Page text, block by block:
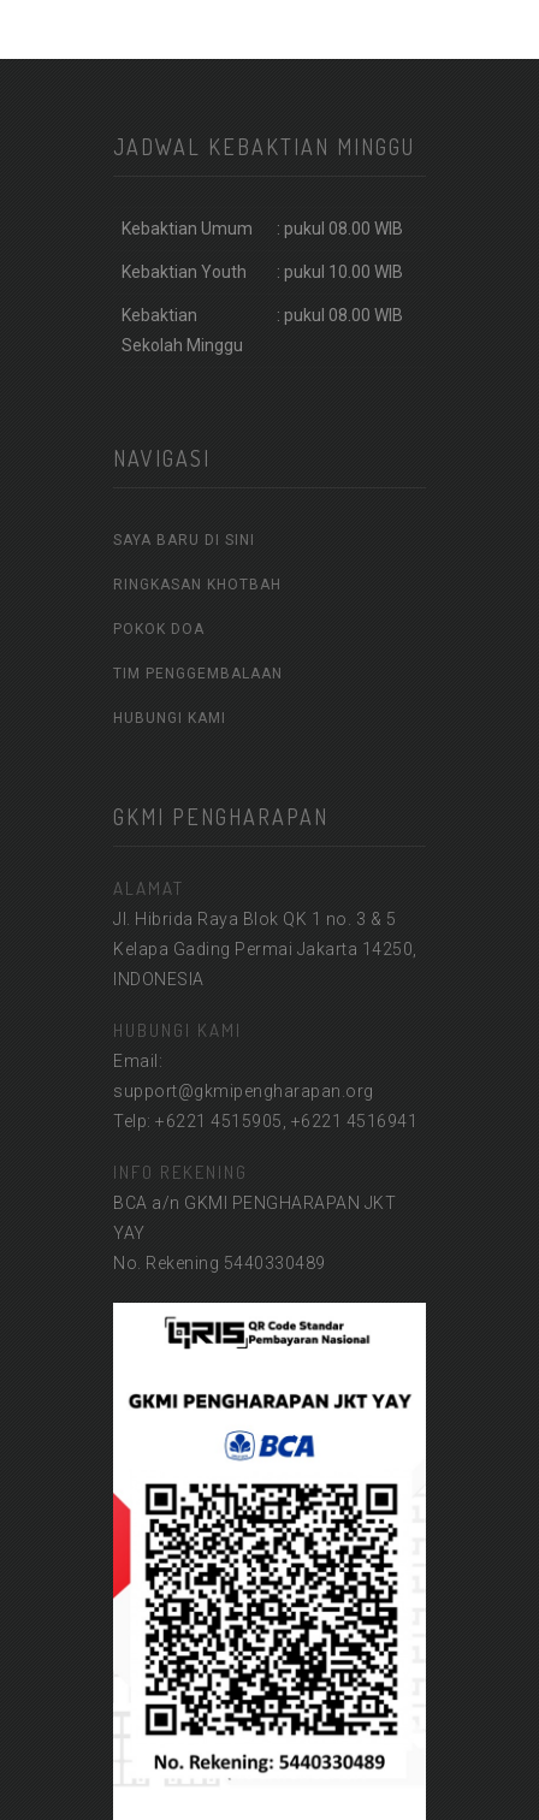
JADWAL KEBAKTIAN MINGGU
Kebaktian Umum : pukul 08.00 WIB
Kebaktian Youth : pukul 10.00 WIB
Kebaktian
Sekolah Minggu
: pukul 08.00 WIB
NAVIGASI
SAYA BARU DI SINI
RINGKASAN KHOTBAH
POKOK DOA
TIM PENGGEMBALAAN
HUBUNGI KAMI
GKMI PENGHARAPAN
ALAMAT
Jl. Hibrida Raya Blok QK 1 no. 3 & 5
Kelapa Gading Permai Jakarta 14250,
INDONESIA
HUBUNGI KAMI
Email:
support@gkmipengharapan.org
Telp: +6221 4515905, +6221 4516941
INFO REKENING
BCA a/n GKMI PENGHARAPAN JKT
YAY
No. Rekening 5440330489